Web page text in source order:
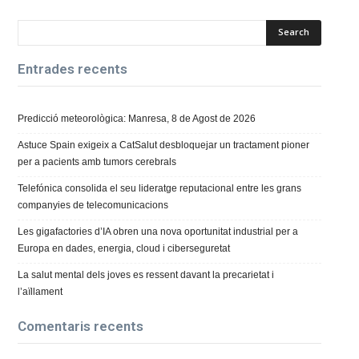
Entrades recents
Predicció meteorològica: Manresa, 8 de Agost de 2026
Astuce Spain exigeix a CatSalut desbloquejar un tractament pioner
per a pacients amb tumors cerebrals
Telefónica consolida el seu lideratge reputacional entre les grans
companyies de telecomunicacions
Les gigafactories d’IA obren una nova oportunitat industrial per a
Europa en dades, energia, cloud i ciberseguretat
La salut mental dels joves es ressent davant la precarietat i
l’aïllament
Comentaris recents